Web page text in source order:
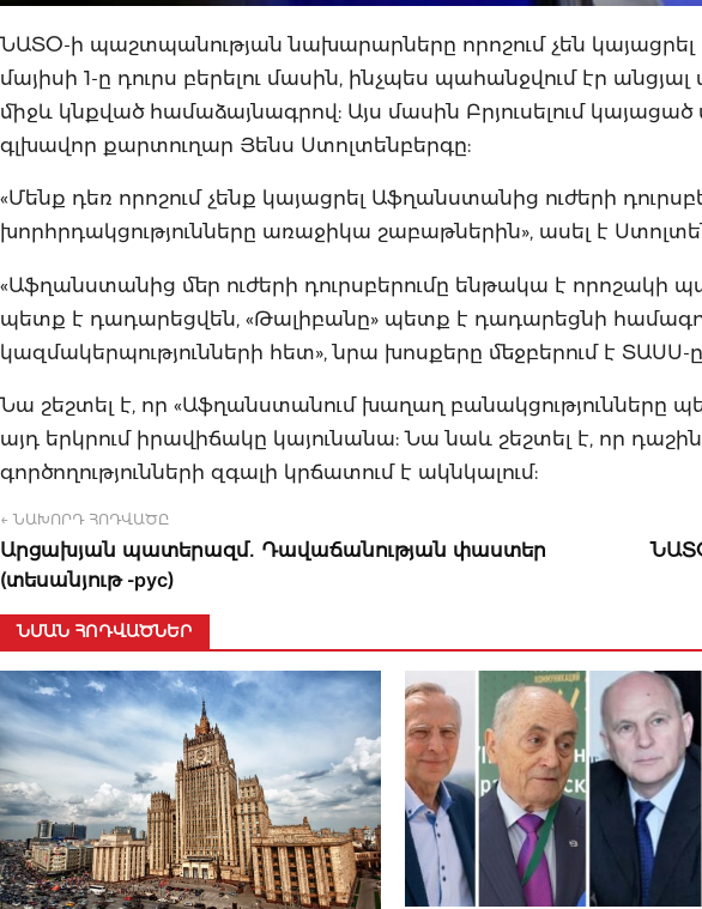
ՆԱՏՕ-ի պաշտպանության նախարարները որոշում չեն
մայիսի 1-ը դուրս բերելու մասին, ինչպես պահանջվում էր
միջև կնքված համաձայնագրով: Այս մասին Բրյուսելում
գլխավոր քարտուղար Յենս Ստոլտենբերգը:
«Մենք դեռ որոշում չենք կայացրել Աֆղանստանից ուժերի
խորհրդակցությունները առաջիկա շաբաթներին», ասել է
«Աֆղանստանից մեր ուժերի դուրսբերումը ենթակա է որոշակի
պետք է դադարեցվեն, «Թալիբանը» պետք է դադարեցնի
կազմակերպությունների հետ», նրա խոսքերը մեջբերում է ՏԱՍՍ-
Նա շեշտել է, որ «Աֆղանստանում խաղաղ բանակցությունները
այդ երկրում իրավիճակը կայունանա: Նա նաև շեշտել է, որ
գործողությունների զգալի կրճատում է ակնկալում:
← ՆԱԽՈՐԴ ՀՈԴՎԱԾԸ
Արցախյան պատերազմ․ Դավաճանության փաստեր
(տեսանյութ -рус)
ՆՄԱՆ ՀՈԴՎԱԾՆԵՐ